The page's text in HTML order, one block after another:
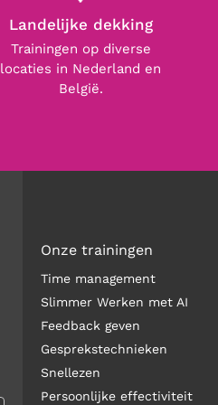
Landelijke dekking
Trainingen op diverse
locaties in Nederland en
België.
Onze trainingen
Time management
Slimmer Werken met AI
Feedback geven
Gesprekstechnieken
Snellezen
Persoonlijke effectiviteit